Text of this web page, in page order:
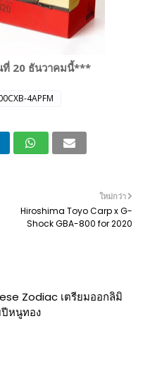
ที่ 20 ธันวาคมนี้***
4APFM
ใหม่กว่า
Hiroshima Toyo Carp x G-
Shock GBA-800 for 2020
Zodiac เตรียมออกลิมิ
หนูทอง